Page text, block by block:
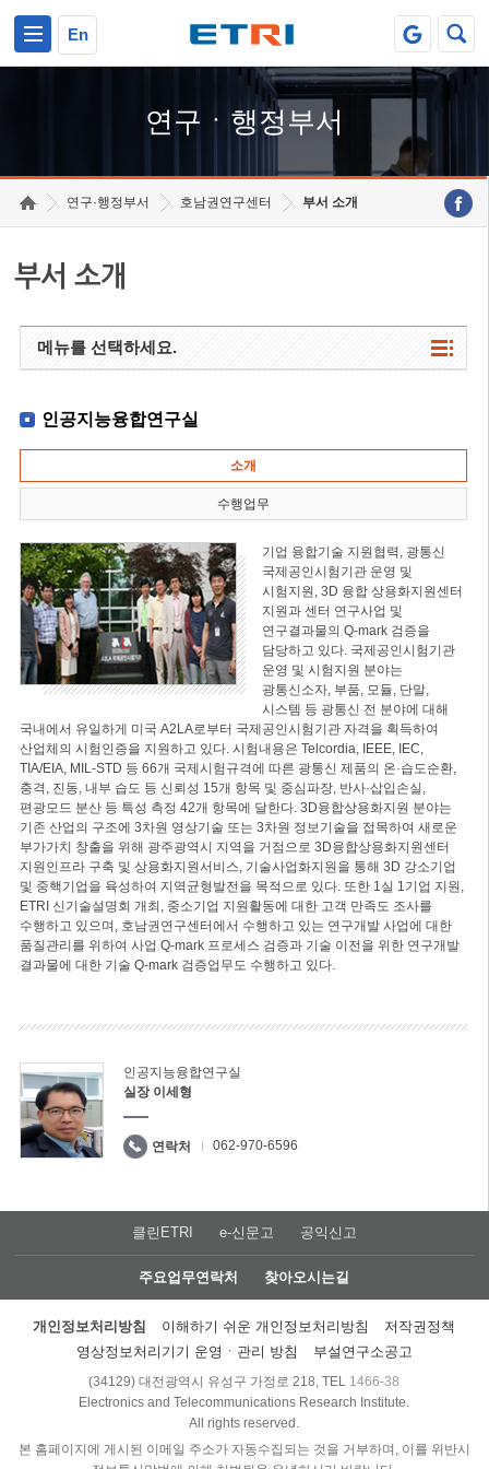
En
연구ㆍ행정부서
연구·행정부서 호남권연구센터 부서 소개
부서 소개
메뉴를 선택하세요.
인공지능융합연구실
소개
수행업무
기업 융합기술 지원협력, 광통신
국제공인시험기관 운영 및
시험지원, 3D 융합 상용화지원센터
지원과 센터 연구사업 및
연구결과물의 Q-mark 검증을
담당하고 있다. 국제공인시험기관
운영 및 시험지원 분야는
광통신소자, 부품, 모듈, 단말,
시스템 등 광통신 전 분야에 대해
국내에서 유일하게 미국 A2LA로부터 국제공인시험기관 자격을 획득하여
산업체의 시험인증을 지원하고 있다. 시험내용은 Telcordia, IEEE, IEC,
TIA/EIA, MIL-STD 등 66개 국제시험규격에 따른 광통신 제품의 온·습도순환,
충격, 진동, 내부 습도 등 신뢰성 15개 항목 및 중심파장, 반사·삽입손실,
편광모드 분산 등 특성 측정 42개 항목에 달한다. 3D융합상용화지원 분야는
기존 산업의 구조에 3차원 영상기술 또는 3차원 정보기술을 접목하여 새로운
부가가치 창출을 위해 광주광역시 지역을 거점으로 3D융합상용화지원센터
지원인프라 구축 및 상용화지원서비스, 기술사업화지원을 통해 3D 강소기업
및 중핵기업을 육성하여 지역균형발전을 목적으로 있다. 또한 1실 1기업 지원,
ETRI 신기술설명회 개최, 중소기업 지원활동에 대한 고객 만족도 조사를
수행하고 있으며, 호남권연구센터에서 수행하고 있는 연구개발 사업에 대한
품질관리를 위하여 사업 Q-mark 프로세스 검증과 기술 이전을 위한 연구개발
결과물에 대한 기술 Q-mark 검증업무도 수행하고 있다.
인공지능융합연구실
실장 이세형
연락처 062-970-6596
클린ETRI e-신문고 공익신고
주요업무연락처 찾아오시는길
개인정보처리방침 이해하기 쉬운 개인정보처리방침
저작권정책
영상정보처리기기 운영ㆍ관리 방침
부설연구소공고
(34129) 대전광역시 유성구 가정로 218, TEL 1466-38
Electronics and Telecommunications Research Institute.
All rights reserved.
본 홈페이지에 게시된 이메일 주소가 자동수집되는 것을 거부하며, 이를 위반시